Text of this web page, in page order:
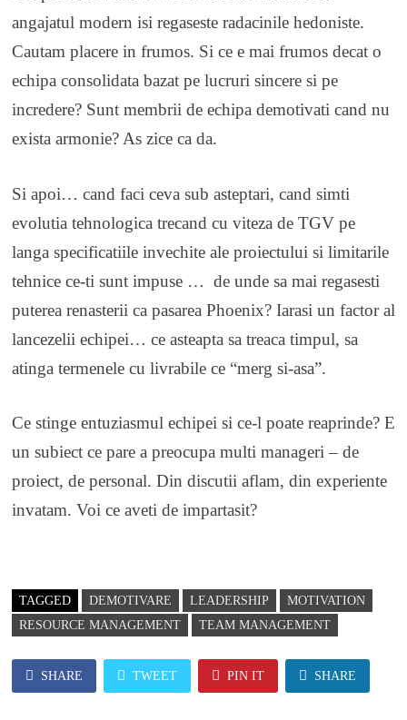
angajatul modern isi regaseste radacinile hedoniste.
Cautam placere in frumos. Si ce e mai frumos decat o
echipa consolidata bazat pe lucruri sincere si pe
incredere? Sunt membrii de echipa demotivati cand nu
exista armonie? As zice ca da.
Si apoi… cand faci ceva sub asteptari, cand simti
evolutia tehnologica trecand cu viteza de TGV pe
langa specificatiile invechite ale proiectului si limitarile
tehnice ce-ti sunt impuse … de unde sa mai regasesti
puterea renasterii ca pasarea Phoenix? Iarasi un factor al
lancezelii echipei… ce asteapta sa treaca timpul, sa
atinga termenele cu livrabile ce “merg si-asa”.
Ce stinge entuziasmul echipei si ce-l poate reaprinde? E
un subiect ce pare a preocupa multi manageri – de
proiect, de personal. Din discutii aflam, din experiente
invatam. Voi ce aveti de impartasit?
TAGGED DEMOTIVARE LEADERSHIP
MOTIVATION
RESOURCE MANAGEMENT
TEAM MANAGEMENT
SHARE TWEET PIN IT SHARE